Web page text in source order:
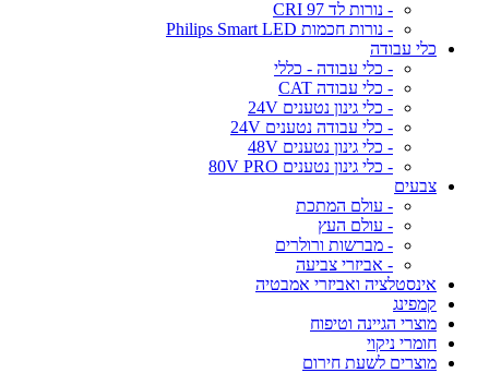
- נורות לד CRI 97
- נורות חכמות Philips Smart LED
כלי עבודה
- כלי עבודה - כללי
- כלי עבודה CAT
- כלי גינון נטענים 24V
- כלי עבודה נטענים 24V
- כלי גינון נטענים 48V
- כלי גינון נטענים 80V PRO
צבעים
- עולם המתכת
- עולם העץ
- מברשות ורולרים
- אביזרי צביעה
אינסטלציה ואביזרי אמבטיה
קמפינג
מוצרי הגיינה וטיפוח
חומרי ניקוי
מוצרים לשעת חירום